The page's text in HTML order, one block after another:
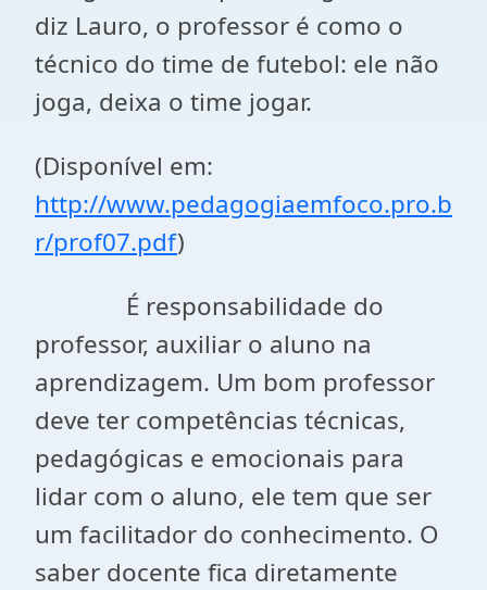
diz Lauro, o professor é como o
técnico do time de futebol: ele não
joga, deixa o time jogar.
(Disponível em:
http://www.pedagogiaemfoco.pro.b
r/prof07.pdf)
É responsabilidade do
professor, auxiliar o aluno na
aprendizagem. Um bom professor
deve ter competências técnicas,
pedagógicas e emocionais para
lidar com o aluno, ele tem que ser
um facilitador do conhecimento. O
saber docente fica diretamente